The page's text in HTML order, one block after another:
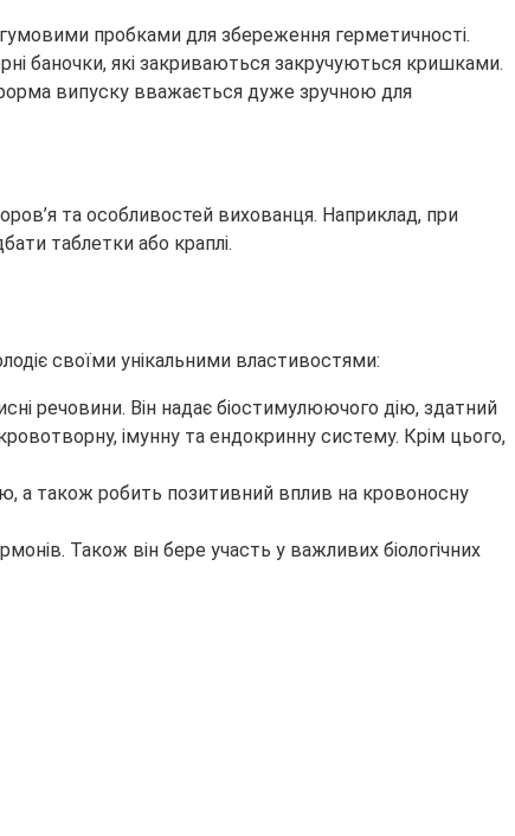
пробками для збереження герметичності.
баночки, які закриваються закручуються кришками.
випуску вважається дуже зручною для
та особливостей вихованця. Наприклад, при
таблетки або краплі.
своїми унікальними властивостями:
речовини. Він надає біостимулюючого дію, здатний
імунну та ендокринну систему. Крім цього,
а також робить позитивний вплив на кровоносну
Також він бере участь у важливих біологічних